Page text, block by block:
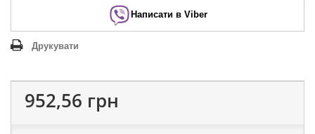
Написати в Viber
Друкувати
952,56 грн